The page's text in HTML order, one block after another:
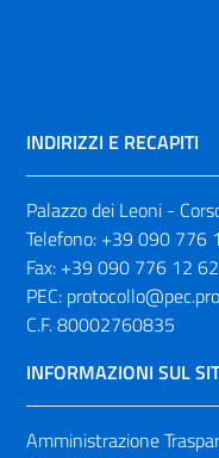
INDIRIZZI E RECAPITI
Palazzo dei Leoni -
Telefono: +39 090 776
Fax: +39 090 776 12 62
PEC:
C.F. 80002760835
INFORMAZIONI SUL
Amministrazione